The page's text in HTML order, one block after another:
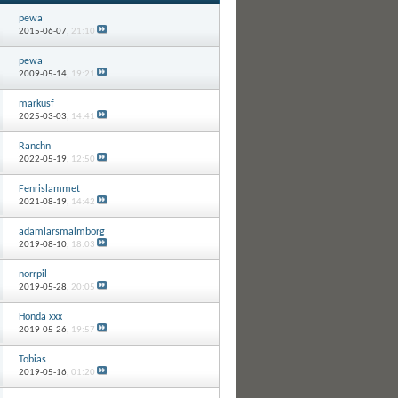
pewa
2015-06-07, 21:10
pewa
2009-05-14, 19:21
markusf
2025-03-03, 14:41
Ranchn
2022-05-19, 12:50
Fenrislammet
2021-08-19, 14:42
adamlarsmalmborg
2019-08-10, 18:03
norrpil
2019-05-28, 20:05
Honda xxx
2019-05-26, 19:57
Tobias
2019-05-16,01:20